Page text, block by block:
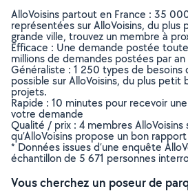
AlloVoisins partout en France : 35
représentées sur AlloVoisins, du plus
grande ville, trouvez un membre à
Efficace : Une demande postée
millions de demandes postées par an
Généraliste : 1 250 types de
possible sur AlloVoisins, du plus petit
projets.
Rapide : 10 minutes pour recevoir
votre demande
Qualité / prix : 4 membres AlloVoisins
qu’AlloVoisins propose un bon
* Données issues d’une enquête
échantillon de 5 671 personnes
Vous cherchez un poseur de